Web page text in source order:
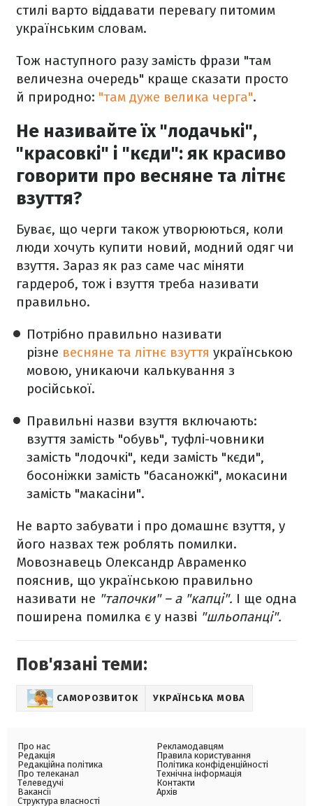
стилі варто віддавати перевагу питомим
українським словам.
Тож наступного разу замість фрази "там
величезна очередь" краще сказати просто
й природно: "там дуже велика черга".
Не називайте їх "лодачькі",
"красовкі" і "кєди": як красиво
говорити про весняне та літнє
взуття?
Буває, що черги також утворюються, коли
люди хочуть купити новий, модний одяг чи
взуття. Зараз як раз саме час міняти
гардероб, тож і взуття треба називати
правильно.
Потрібно правильно називати
різне весняне та літнє взуття українською
мовою, уникаючи калькування з
російської.
Правильні назви взуття включають:
взуття замість "обувь", туфлі-човники
замість "лодочкі", кеди замість "кєди",
босоніжки замість "басаножкі", мокасини
замість "макасіни".
Не варто забувати і про домашнє взуття, у
його назвах теж роблять помилки.
Мовознавець Олександр Авраменко
пояснив, що українською правильно
називати не "тапочки" – а "капці". І ще одна
поширена помилка є у назві "шльопанці".
Пов'язані теми:
САМОРОЗВИТОК УКРАЇНСЬКА МОВА
Про нас
Редакція
Редакційна політика
Про телеканал
Телеведучі
Вакансії
Структура власності
Рекламодавцям
Правила користування
Політика конфіденційності
Технічна інформація
Контакти
Архів